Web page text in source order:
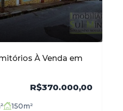
À Venda em
R$370.000,00
150m²